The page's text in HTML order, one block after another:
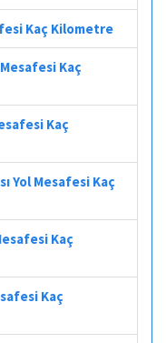
Kaç Kilometre
Kaç
Kaç
Yol Mesafesi Kaç
Kaç
Kaç